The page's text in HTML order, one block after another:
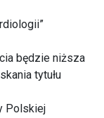
będzie niższa
tytułu
Polskiej